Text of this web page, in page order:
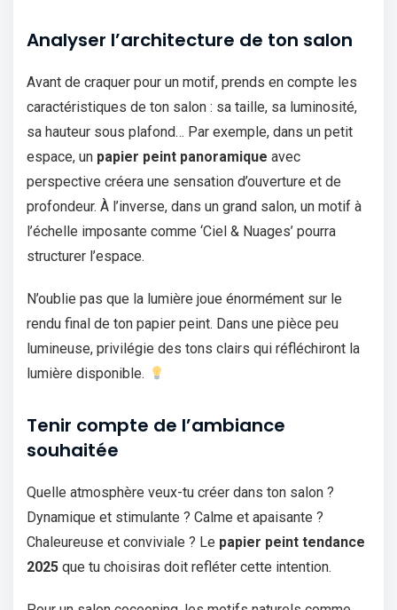
Analyser l’architecture de ton salon
Avant de craquer pour un motif, prends en compte les
caractéristiques de ton salon : sa taille, sa luminosité,
sa hauteur sous plafond… Par exemple, dans un petit
espace, un papier peint panoramique avec
perspective créera une sensation d’ouverture et de
profondeur. À l’inverse, dans un grand salon, un motif à
l’échelle imposante comme ‘Ciel & Nuages’ pourra
structurer l’espace.
N’oublie pas que la lumière joue énormément sur le
rendu final de ton papier peint. Dans une pièce peu
lumineuse, privilégie des tons clairs qui réfléchiront la
lumière disponible.
Tenir compte de l’ambiance
souhaitée
Quelle atmosphère veux-tu créer dans ton salon ?
Dynamique et stimulante ? Calme et apaisante ?
Chaleureuse et conviviale ? Le papier peint tendance
2025 que tu choisiras doit refléter cette intention.